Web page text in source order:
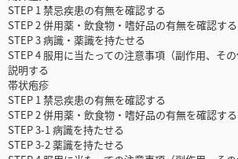
STEP 1 禁忌疾患の有無を確認する
STEP 2 併用薬・飲食物・嗜好品の有無を確認する
STEP 3 病識・薬識を持たせる
STEP 4 服用に当たっての注意事項（副作用、そ
説明する
帯状疱疹
STEP 1 禁忌疾患の有無を確認する
STEP 2 併用薬・飲食物・嗜好品の有無を確認する
STEP 3-1 病識を持たせる
STEP 3-2 薬識を持たせる